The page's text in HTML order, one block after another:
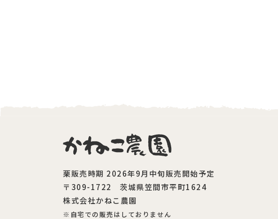
栗販売時期 2026年9月中旬販売開始予定
〒309-1722 茨城県笠間市平町1624
株式会社かねこ農園
※自宅での販売はしておりません